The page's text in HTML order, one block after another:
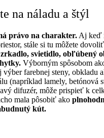
na náladu a štýl
právo na charakter. Aj keď
stále si tu môžete dovoliť
svietidlo, obľúbený
Výborným spôsobom
farebnej steny, obkladu
(napríklad lamely, betónová
difuzér, môže prispieť k
mala pôsobiť ako
kút.